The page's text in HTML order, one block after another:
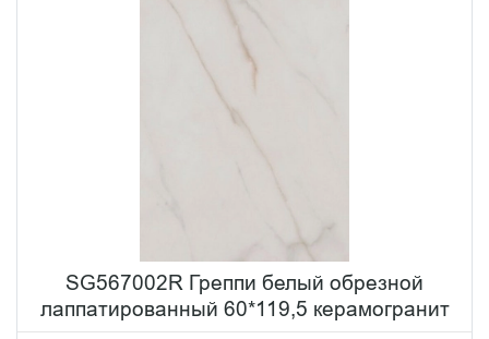
SG567002R Греппи белый обрезной
лаппатированный 60*119,5 керамогранит